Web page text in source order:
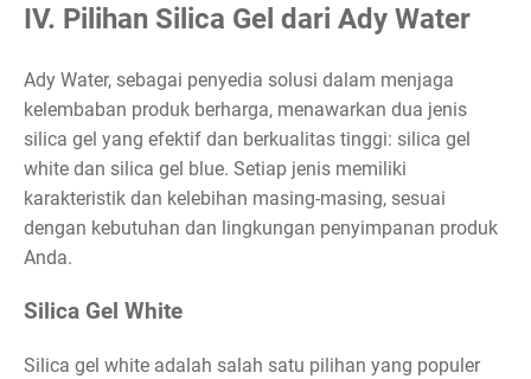
IV. Pilihan Silica Gel dari Ady Water
Ady Water, sebagai penyedia solusi dalam menjaga
kelembaban produk berharga, menawarkan dua jenis
silica gel yang efektif dan berkualitas tinggi: silica gel
white dan silica gel blue. Setiap jenis memiliki
karakteristik dan kelebihan masing-masing, sesuai
dengan kebutuhan dan lingkungan penyimpanan produk
Anda.
Silica Gel White
Silica gel white adalah salah satu pilihan yang populer